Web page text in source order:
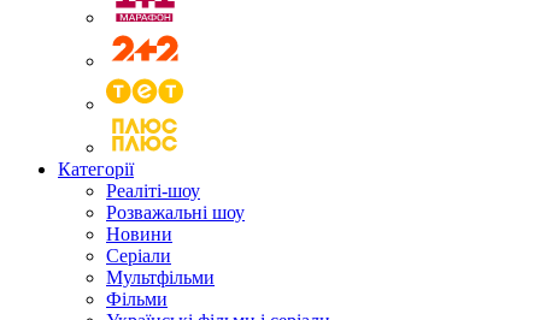
Категорії
Реаліті-шоу
Розважальні шоу
Новини
Серіали
Мультфільми
Фільми